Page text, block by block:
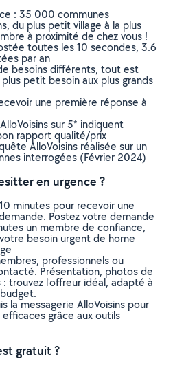
: 35 000 communes
du plus petit village à la plus
à proximité de chez vous !
toutes les 10 secondes, 3.6
par an
besoins différents, tout est
petit besoin aux plus grands
une première réponse à
sur 5* indiquent
rapport qualité/prix
AlloVoisins réalisée sur un
interrogées (Février 2024)
en urgence ?
minutes pour recevoir une
Postez votre demande
un membre de confiance,
besoin urgent de home
professionnels ou
Présentation, photos de
trouvez l'offreur idéal, adapté à
la messagerie AlloVoisins pour
grâce aux outils
gratuit ?